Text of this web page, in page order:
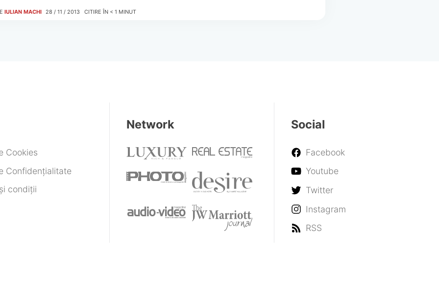
IULIAN MACHI 28 / 11 / 2013 CITIRE ÎN < 1 MINUT
Cookies
Confidențialitate
condiții
Network Social
Facebook
Youtube
Twitter
Instagram
RSS